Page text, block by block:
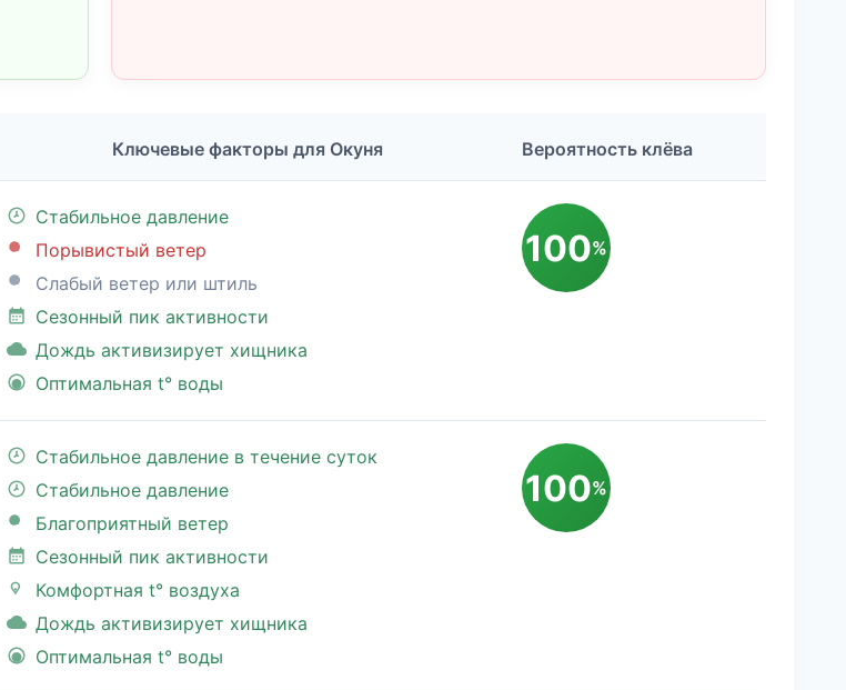
Ключевые факторы для Окуня Вероятность клёва
Стабильное давление
Порывистый ветер
Слабый ветер или штиль
Сезонный пик активности
Дождь активизирует хищника
Оптимальная t° воды
100%
Стабильное давление в течение суток
Стабильное давление
Благоприятный ветер
Сезонный пик активности
Комфортная t° воздуха
Дождь активизирует хищника
Оптимальная t° воды
100%